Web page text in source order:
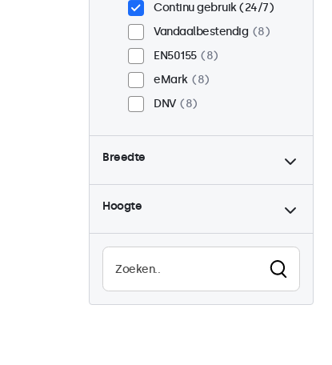
Continu gebruik (24/7)
Vandaalbestendig
8
EN50155
8
eMark
8
DNV
8
Breedte
Hoogte